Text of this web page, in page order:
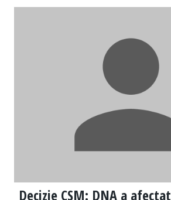
Decizie CSM: DNA a afectat